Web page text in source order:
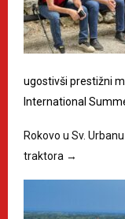
ugostivši prestižni
International
Rokovo u Sv.
traktora →